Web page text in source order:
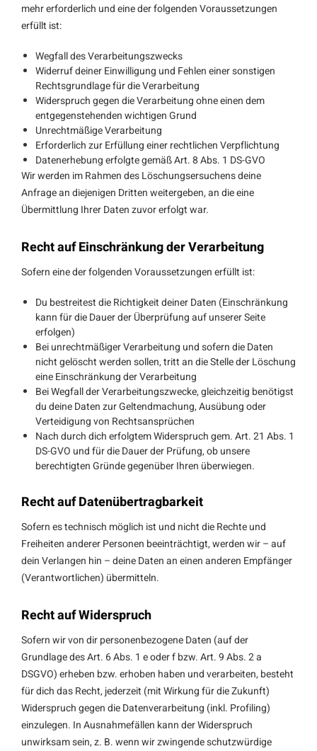
mehr erforderlich und eine der folgenden Voraussetzungen
erfüllt ist:
Wegfall des Verarbeitungszwecks
Widerruf deiner Einwilligung und Fehlen einer sonstigen
Rechtsgrundlage für die Verarbeitung
Widerspruch gegen die Verarbeitung ohne einen dem
entgegenstehenden wichtigen Grund
Unrechtmäßige Verarbeitung
Erforderlich zur Erfüllung einer rechtlichen Verpflichtung
Datenerhebung erfolgte gemäß Art. 8 Abs. 1 DS-GVO
Wir werden im Rahmen des Löschungsersuchens deine
Anfrage an diejenigen Dritten weitergeben, an die eine
Übermittlung Ihrer Daten zuvor erfolgt war.
Recht auf Einschränkung der Verarbeitung
Sofern eine der folgenden Voraussetzungen erfüllt ist:
Du bestreitest die Richtigkeit deiner Daten (Einschränkung
kann für die Dauer der Überprüfung auf unserer Seite
erfolgen)
Bei unrechtmäßiger Verarbeitung und sofern die Daten
nicht gelöscht werden sollen, tritt an die Stelle der Löschung
eine Einschränkung der Verarbeitung
Bei Wegfall der Verarbeitungszwecke, gleichzeitig benötigst
du deine Daten zur Geltendmachung, Ausübung oder
Verteidigung von Rechtsansprüchen
Nach durch dich erfolgtem Widerspruch gem. Art. 21 Abs. 1
DS-GVO und für die Dauer der Prüfung, ob unsere
berechtigten Gründe gegenüber Ihren überwiegen.
Recht auf Datenübertragbarkeit
Sofern es technisch möglich ist und nicht die Rechte und
Freiheiten anderer Personen beeinträchtigt, werden wir – auf
dein Verlangen hin – deine Daten an einen anderen Empfänger
(Verantwortlichen) übermitteln.
Recht auf Widerspruch
Sofern wir von dir personenbezogene Daten (auf der
Grundlage des Art. 6 Abs. 1 e oder f bzw. Art. 9 Abs. 2 a
DSGVO) erheben bzw. erhoben haben und verarbeiten, besteht
für dich das Recht, jederzeit (mit Wirkung für die Zukunft)
Widerspruch gegen die Datenverarbeitung (inkl. Profiling)
einzulegen. In Ausnahmefällen kann der Widerspruch
unwirksam sein, z. B. wenn wir zwingende schutzwürdige